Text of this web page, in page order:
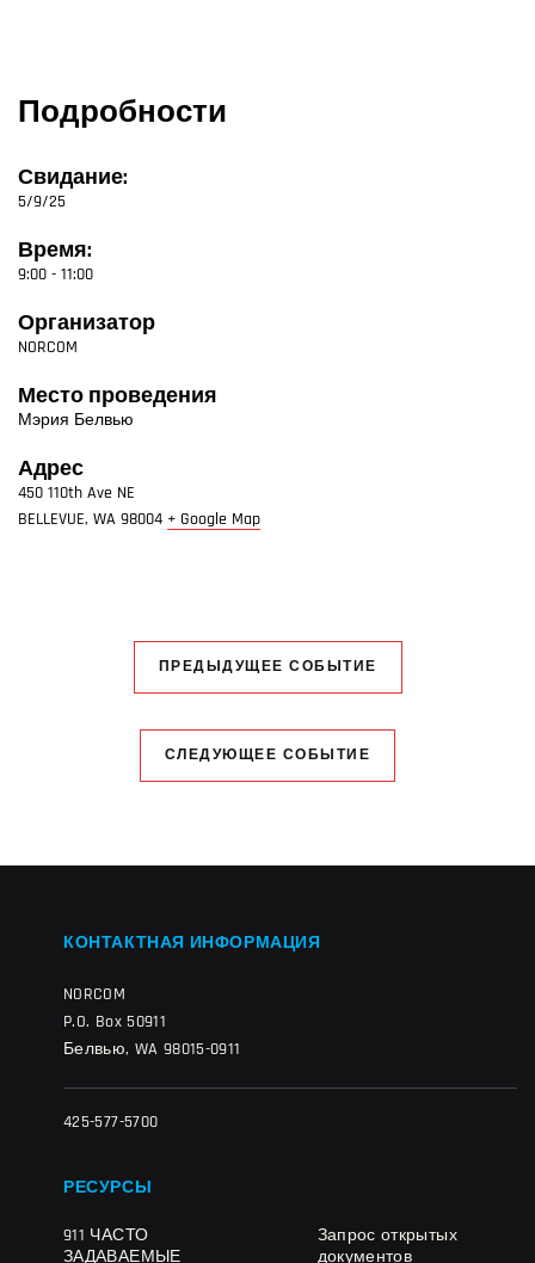
Подробности
Свидание:
5/9/25
Время:
9:00 - 11:00
Организатор
NORCOM
Место проведения
Мэрия Белвью
Адрес
450 110th Ave NE
BELLEVUE, WA 98004 + Google Map
ПРЕДЫДУЩЕЕ СОБЫТИЕ
СЛЕДУЮЩЕЕ СОБЫТИЕ
КОНТАКТНАЯ ИНФОРМАЦИЯ
NORCOM
P.O. Box 50911
Белвью, WA 98015-0911
425-577-5700
РЕСУРСЫ
911 ЧАСТО
ЗАДАВАЕМЫЕ
Запрос открытых
документов